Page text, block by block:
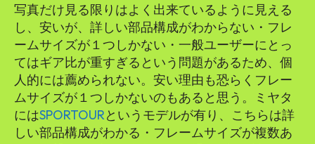
写真だけ見る限りはよく出来ているように見える
し、安いが、詳しい部品構成がわからない・フレ
ームサイズが１つしかない・一般ユーザーにとっ
てはギア比が重すぎるという問題があるため、個
人的には薦められない。安い理由も恐らくフレー
ムサイズが１つしかないのもあると思う。ミヤタ
にはSPORTOURというモデルが有り、こちらは詳
しい部品構成がわかる・フレームサイズが複数あ